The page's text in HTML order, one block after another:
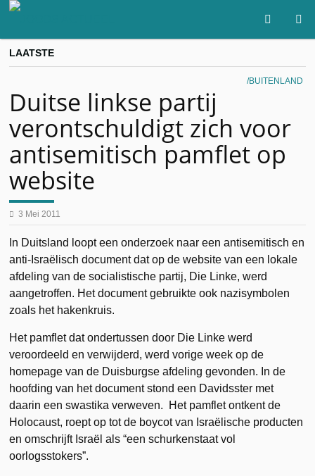
LAATSTE
BUITENLAND
Duitse linkse partij
verontschuldigt zich voor
antisemitisch pamflet op
website
3 Mei 2011
In Duitsland loopt een onderzoek naar een antisemitisch en
anti-Israëlisch document dat op de website van een lokale
afdeling van de socialistische partij, Die Linke, werd
aangetroffen. Het document gebruikte ook nazisymbolen
zoals het hakenkruis.
Het pamflet dat ondertussen door Die Linke werd
veroordeeld en verwijderd, werd vorige week op de
homepage van de Duisburgse afdeling gevonden. In de
hoofding van het document stond een Davidsster met
daarin een swastika verweven. Het pamflet ontkent de
Holocaust, roept op tot de boycot van Israëlische producten
en omschrijft Israël als “een schurkenstaat vol
oorlogsstokers”.